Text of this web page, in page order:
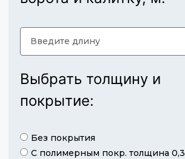
Выбрать толщину и
покрытие:
Без покрытия
С полимерным покр. толщина 0,3